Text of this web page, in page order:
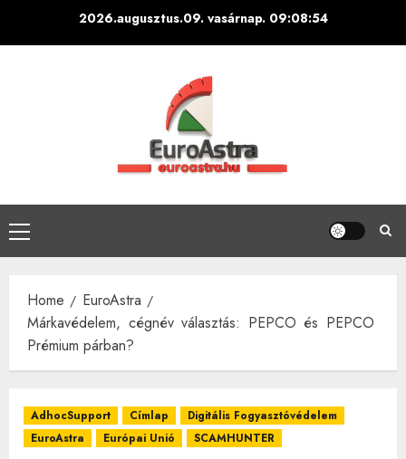
2026.augusztus.09. vasárnap. 09:08:55
Primary
Menu
Home
EuroAstra
Márkavédelem, cégnév választás: PEPCO és PEPCO
Prémium párban?
AdhocSupport Címlap
Digitális Fogyasztóvédelem
EuroAstra
Európai Unió SCAMHUNTER